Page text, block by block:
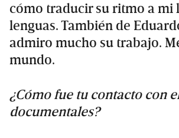
cómo traducir su ritmo a mi
lenguas. También de
admiro mucho su trabajo.
mundo.
¿Cómo fue tu contacto con
documentales?